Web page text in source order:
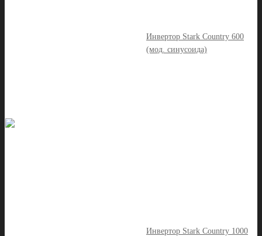
Инвертор Stark Country 600
(мод. синусоида)
Инвертор Stark Country 1000